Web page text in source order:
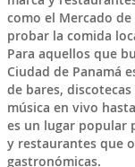
como el Mercado
probar la comida
Para aquellos que
Ciudad de Panamá
de bares,
música en vivo
es un lugar popular
y restaurantes que
gastronómicas.